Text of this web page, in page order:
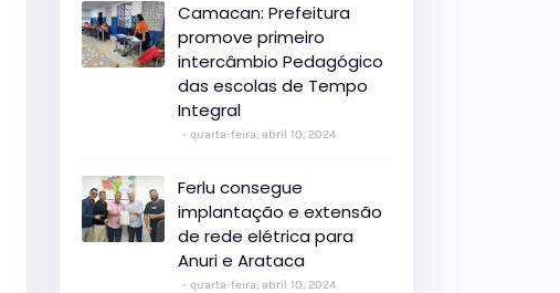
Camacan: Prefeitura
promove primeiro
intercâmbio Pedagógico
das escolas de Tempo
Integral
quarta-feira, abril 10, 2024
Ferlu consegue
implantação e extensão
de rede elétrica para
Anuri e Arataca
quarta-feira, abril 10, 2024